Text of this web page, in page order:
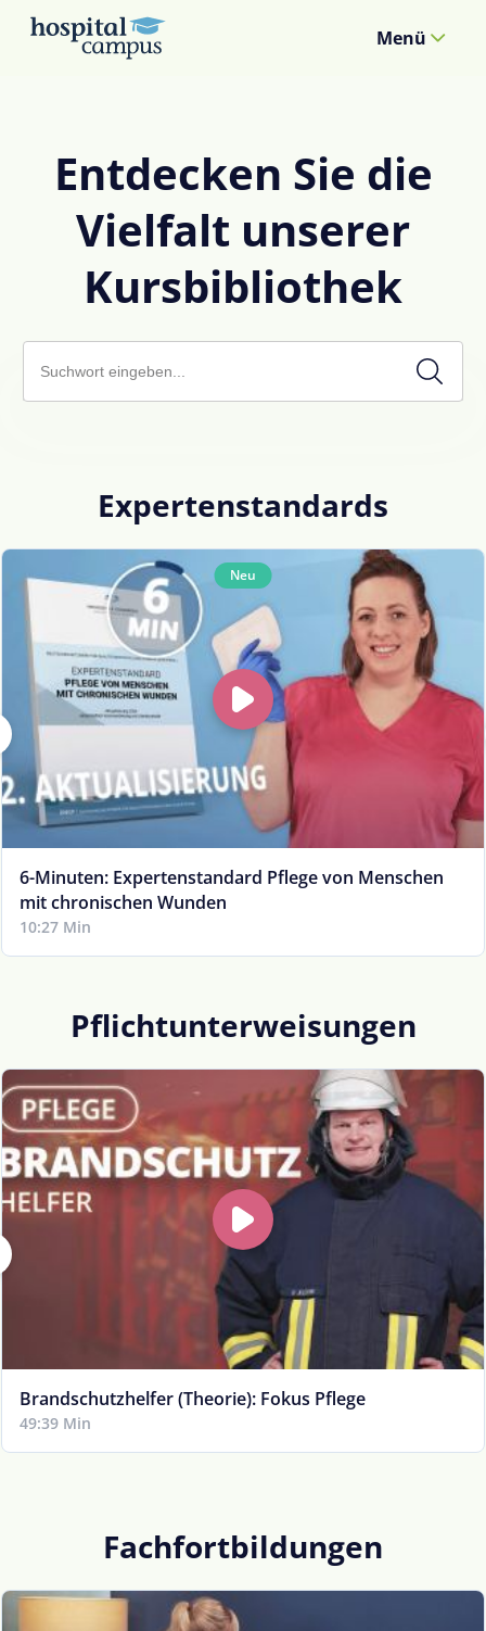
Menü
Entdecken Sie die
Vielfalt unserer
Kursbibliothek
Expertenstandards
Neu
6-Minuten: Expertenstandard Pflege von Menschen
mit chronischen Wunden
10:27 Min
Pflichtunterweisungen
Brandschutzhelfer (Theorie): Fokus Pflege
49:39 Min
Fachfortbildungen